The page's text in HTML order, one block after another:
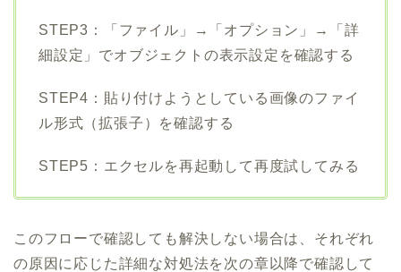
STEP3：「ファイル」→「オプション」→「詳
細設定」でオブジェクトの表示設定を確認する
STEP4：貼り付けようとしている画像のファイ
ル形式（拡張子）を確認する
STEP5：エクセルを再起動して再度試してみる
このフローで確認しても解決しない場合は、それぞれ
の原因に応じた詳細な対処法を次の章以降で確認して